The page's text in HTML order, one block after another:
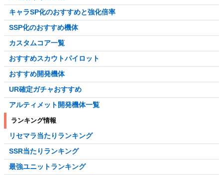
キャラSP化のおすすめと強化倍率
SSP化のおすすめ機体
カスタムコア一覧
おすすめスカウトパイロット
おすすめ開発機体
UR確定ガチャおすすめ
アルティメット開発機体一覧
ランキング情報
リセマラ当たりランキング
SSR当たりランキング
最強ユニットランキング